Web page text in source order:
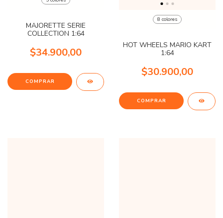
MAJORETTE SERIE
COLLECTION 1:64
$34.900,00
COMPRAR
8 colores
HOT WHEELS MARIO KART
1:64
$30.900,00
COMPRAR